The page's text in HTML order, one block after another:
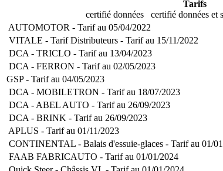
Tarifs
certifié données
certifié données et
AUTOMOTOR - Tarif au 05/04/2022
VITALE - Tarif Distributeurs - Tarif au 15/11/2022
DCA - TRICLO - Tarif au 13/04/2023
DCA - FERRON - Tarif au 02/05/2023
GSP - Tarif au 04/05/2023
DCA - MOBILETRON - Tarif au 18/07/2023
DCA - ABEL AUTO - Tarif au 26/09/2023
DCA - BRINK - Tarif au 26/09/2023
APLUS - Tarif au 01/11/2023
CONTINENTAL - Balais d'essuie-glaces - Tarif au 01/
FAAB FABRICAUTO - Tarif au 01/01/2024